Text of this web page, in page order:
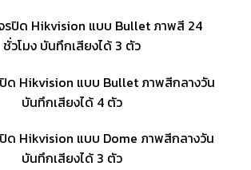
รปิด Hikvision แบบ Bullet ภาพสี 24
ชั่วโมง บันทึกเสียงได้ 3 ตัว
ด Hikvision แบบ Bullet ภาพสีกลางวัน
บันทึกเสียงได้ 4 ตัว
ด Hikvision แบบ Dome ภาพสีกลางวัน
บันทึกเสียงได้ 3 ตัว